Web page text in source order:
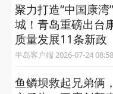
聚力打造“中国康
城！青岛重磅出台
质量发展11条新政
半岛客户端 2026-07-24 08:58
鱼鳞坝救起兄弟俩